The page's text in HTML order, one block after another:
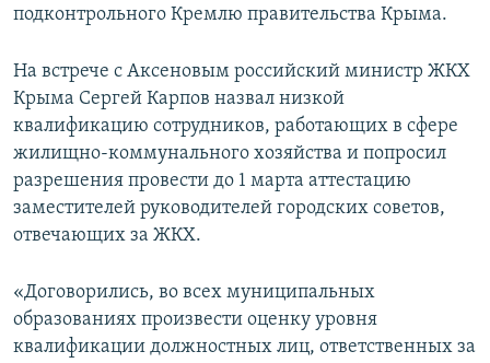
подконтрольного Кремлю правительства Крыма.
На встрече с Аксеновым российский министр ЖКХ
Крыма Сергей Карпов назвал низкой
квалификацию сотрудников, работающих в сфере
жилищно-коммунального хозяйства и попросил
разрешения провести до 1 марта аттестацию
заместителей руководителей городских советов,
отвечающих за ЖКХ.
«Договорились, во всех муниципальных
образованиях произвести оценку уровня
квалификации должностных лиц, ответственных за